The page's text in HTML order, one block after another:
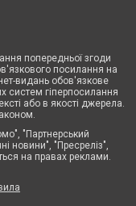
попередньої згоди
посилання на
видань обов'язкове
систем гіперпосилання
або в якості джерела.
"Партнерський
новини", "Пресреліз",
на правах реклами.